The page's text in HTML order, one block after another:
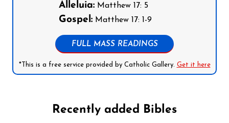
Alleluia:Matthew 17: 5
Gospel:Matthew 17: 1-9
FULL MASS READINGS
*This is a free service provided by Catholic Gallery. Get it here
Recently added Bibles